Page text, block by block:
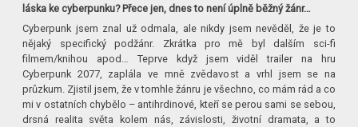
láska ke cyberpunku? Přece jen, dnes to není úplně běžný žánr…
Cyberpunk jsem znal už odmala, ale nikdy jsem nevěděl, že je to
nějaký specifický podžánr. Zkrátka pro mě byl dalším sci-fi
filmem/knihou apod… Teprve když jsem viděl trailer na hru
Cyberpunk 2077, zaplála ve mně zvědavost a vrhl jsem se na
průzkum. Zjistil jsem, že v tomhle žánru je všechno, co mám rád a co
mi v ostatních chybělo – antihrdinové, kteří se perou sami se sebou,
drsná realita světa kolem nás, závislosti, životní dramata, a to